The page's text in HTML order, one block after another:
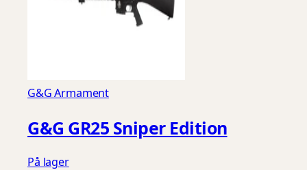
G&G Armament
G&G GR25 Sniper Edition
På lager